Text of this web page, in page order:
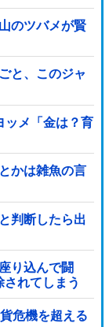
のツバメが賢
と、このジャ
ッメ「金は？育
かは雑魚の言
判断したら出
り込んで闘
れてしまう
危機を超える